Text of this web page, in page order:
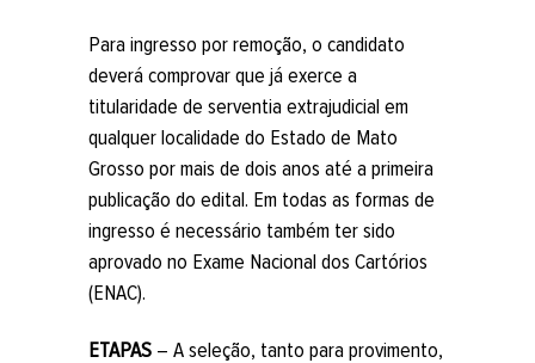
Para ingresso por remoção, o candidato
deverá comprovar que já exerce a
titularidade de serventia extrajudicial em
qualquer localidade do Estado de Mato
Grosso por mais de dois anos até a primeira
publicação do edital. Em todas as formas de
ingresso é necessário também ter sido
aprovado no Exame Nacional dos Cartórios
(ENAC).
ETAPAS – A seleção, tanto para provimento,